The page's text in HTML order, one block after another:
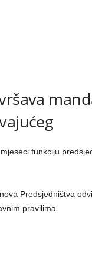
funkciju
Predsjedništva
pravilima.